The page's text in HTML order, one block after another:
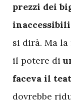
prezzi dei
si dirà. Ma la
il potere di
faceva il
dovrebbe